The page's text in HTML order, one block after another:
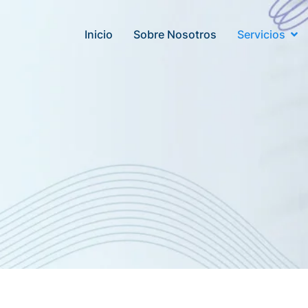
Inicio Sobre Nosotros Servicios